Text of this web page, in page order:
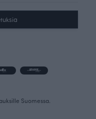
Suomessa.